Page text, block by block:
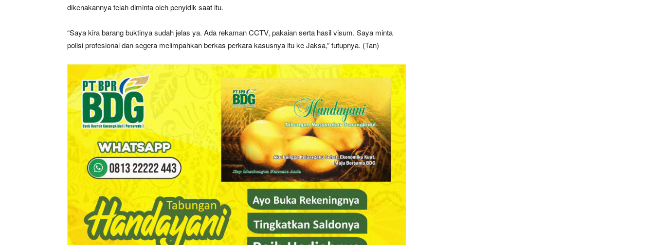
dikenakannya telah diminta oleh penyidik saat itu.
“Saya kira barang buktinya sudah jelas ya. Ada rekaman CCTV, pakaian serta hasil visum. Saya minta
polisi profesional dan segera melimpahkan berkas perkara kasusnya itu ke Jaksa,” tutupnya. (Tan)